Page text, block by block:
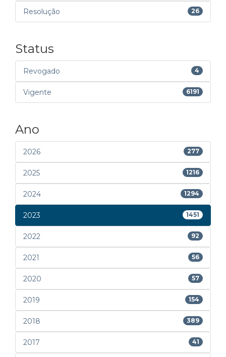
Resolução 26
Status
Revogado 4
Vigente 6191
Ano
2026 277
2025 1216
2024 1294
2023 1451
2022 92
2021 56
2020 57
2019 154
2018 389
2017 41